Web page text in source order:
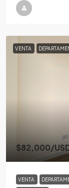
VENTA
$82,000/
VENTA